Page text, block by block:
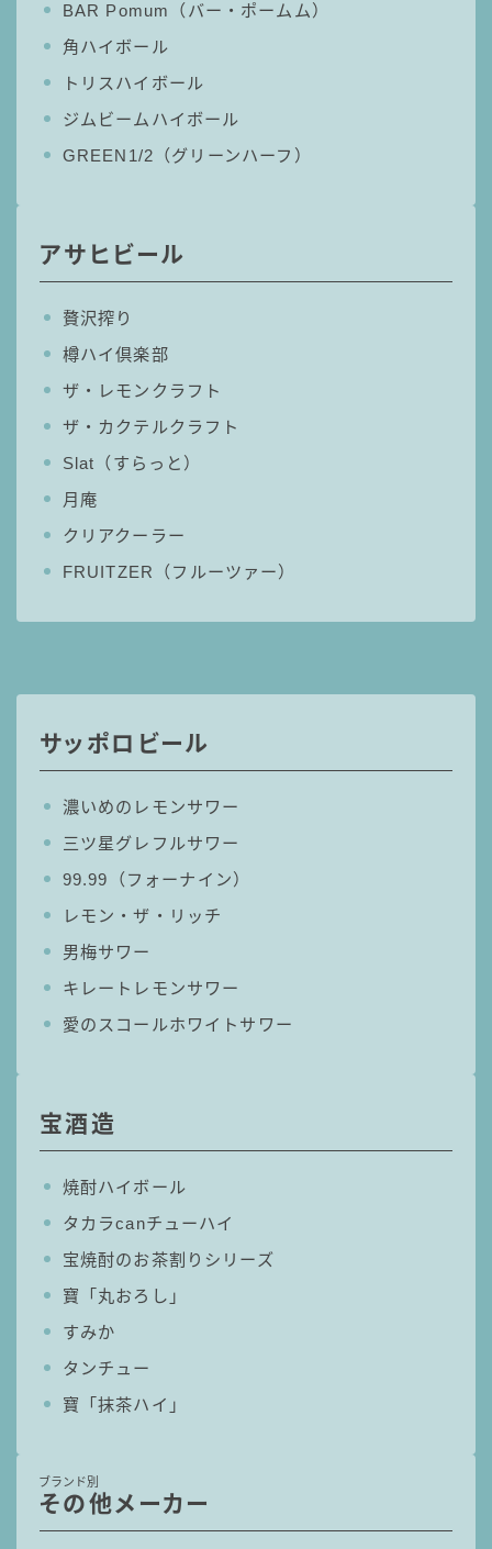
コラム
お問い合わせ
BAR Pomum（バー・ポームム）
角ハイボール
トリスハイボール
ジムビームハイボール
GREEN1/2（グリーンハーフ）
アサヒビール
贅沢搾り
樽ハイ倶楽部
ザ・レモンクラフト
ザ・カクテルクラフト
Slat（すらっと）
月庵
クリアクーラー
FRUITZER（フルーツァー）
サッポロビール
濃いめのレモンサワー
三ツ星グレフルサワー
99.99（フォーナイン）
レモン・ザ・リッチ
男梅サワー
キレートレモンサワー
愛のスコールホワイトサワー
宝酒造
焼酎ハイボール
タカラcanチューハイ
宝焼酎のお茶割りシリーズ
寶「丸おろし」
すみか
タンチュー
寶「抹茶ハイ」
ブランド別
その他メーカー